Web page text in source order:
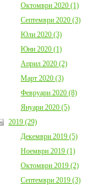
Октомври 2020 (1)
Септември 2020 (3)
Юли 2020 (3)
Юни 2020 (1)
Април 2020 (2)
Март 2020 (3)
Февруари 2020 (8)
Януари 2020 (5)
2019 (29)
Декември 2019 (5)
Ноември 2019 (1)
Октомври 2019 (2)
Септември 2019 (3)